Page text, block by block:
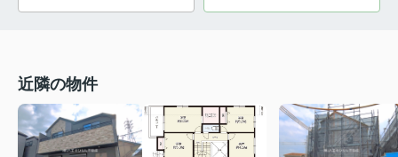
近隣の物件